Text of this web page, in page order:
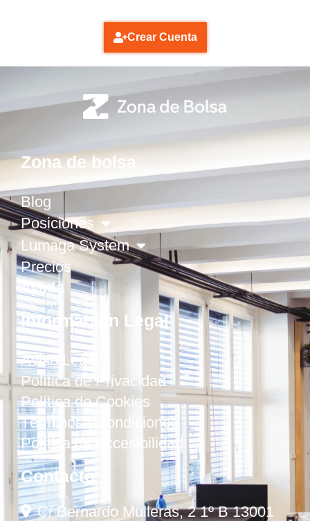
Crear Cuenta
Zona de bolsa
Blog
Posiciones
Lumaga System
Precios
Ayuda
Información Legal
Aviso Legal
Política de Privacidad
Política de Cookies
Términos y condiciones
Política de Accesibilidad
Contacto
C/ Bernardo Mulleras, 2 1º B 13001